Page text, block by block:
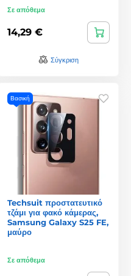
Σε απόθεμα
14,29 €
Σύγκριση
Βασική
Techsuit προστατευτικό
τζάμι για φακό κάμερας,
Samsung Galaxy S25 FE,
μαύρο
Σε απόθεμα